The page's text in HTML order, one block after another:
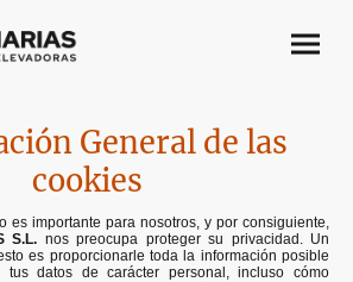
General de las
cookies
es importante para nosotros, y por consiguiente,
S.L. nos preocupa proteger su privacidad. Un
es proporcionarle toda la información posible
tus datos de carácter personal, incluso cómo